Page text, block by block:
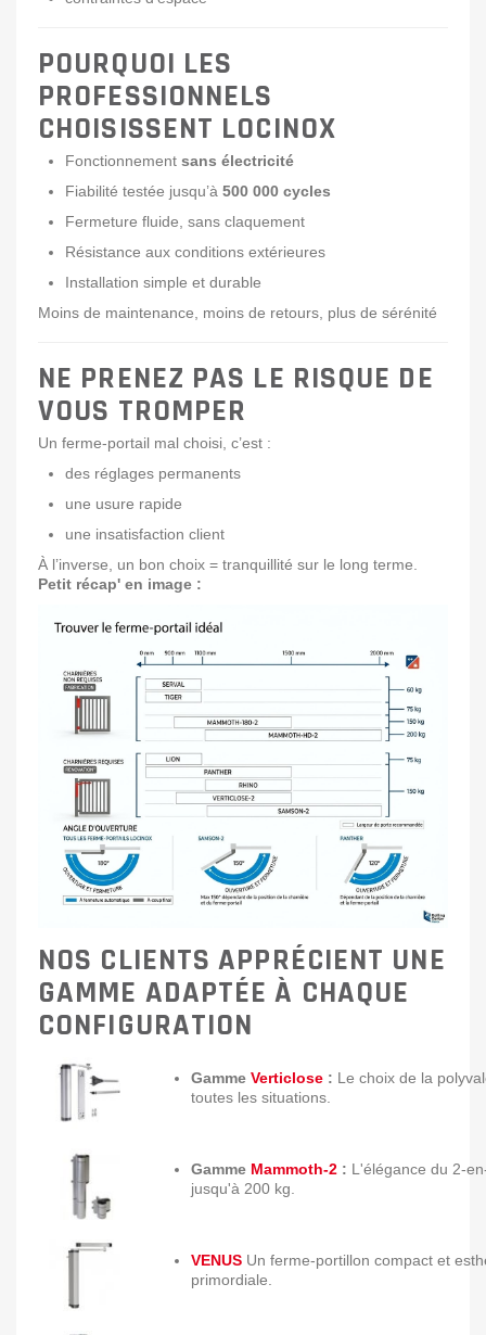
POURQUOI LES
PROFESSIONNELS
CHOISISSENT LOCINOX
Fonctionnement sans électricité
Fiabilité testée jusqu’à 500 000 cycles
Fermeture fluide, sans claquement
Résistance aux conditions extérieures
Installation simple et durable
Moins de maintenance, moins de retours, plus de sérénité
NE PRENEZ PAS LE RISQUE DE
VOUS TROMPER
Un ferme-portail mal choisi, c’est :
des réglages permanents
une usure rapide
une insatisfaction client
À l’inverse, un bon choix = tranquillité sur le long terme.
Petit récap' en image :
NOS CLIENTS APPRÉCIENT UNE
GAMME ADAPTÉE À CHAQUE
CONFIGURATION
Gamme Verticlose : Le choix de la
toutes les situations.
Gamme Mammoth-2 : L'élégance du 2-
jusqu'à 200 kg.
VENUS Un ferme-portillon compact et
primordiale.